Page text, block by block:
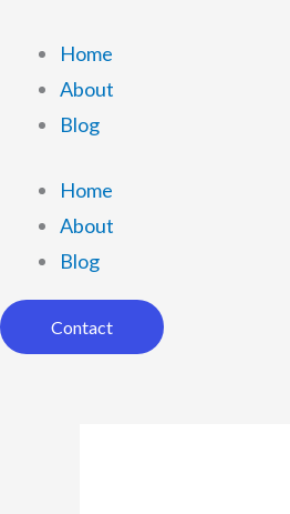
περιεχόμενο
Home
About
Blog
Home
About
Blog
Contact